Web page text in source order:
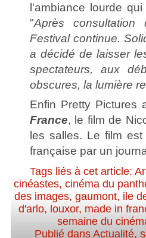
l'ambiance lourde
"Après
Festival continue.
a décidé de laisser
spectateurs, aux
obscures, la lumière
Enfin Pretty
France, le film de
les salles. Le film
française par un
Tags liés à cet article:
cinéastes, cinéma du
des images,gaumont, ile
d'arlo, louxor, made in
semaine du
Publié dans Actualité,